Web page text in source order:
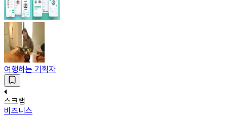
여행하는 기획자
스크랩
비즈니스